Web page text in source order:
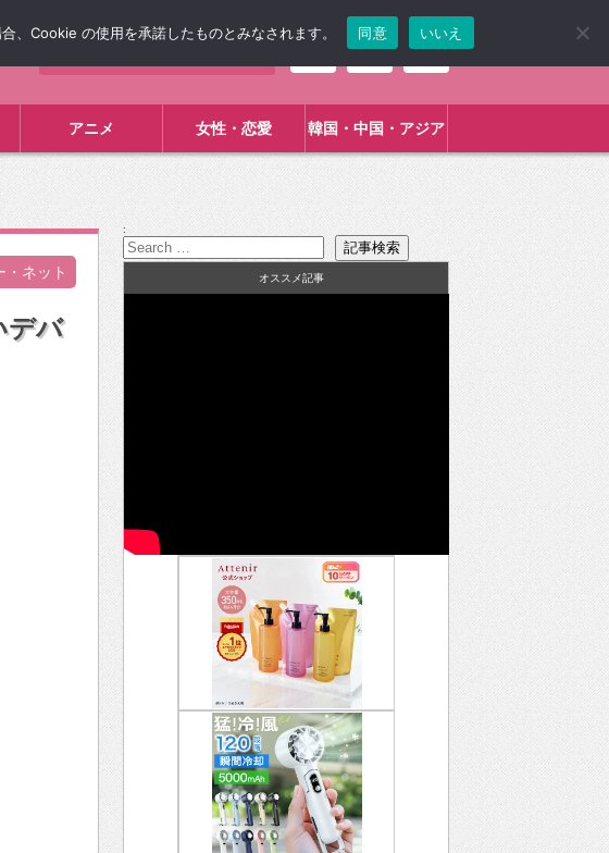
アニメ 女性・恋愛 韓国・中国・アジア
・ネット
デバ
:
オススメ記事
、Cookie の使用を承諾したものとみなされます。 同意 いいえ